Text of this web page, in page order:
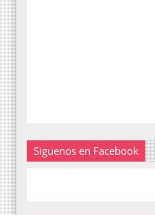
Siguenos en Facebook